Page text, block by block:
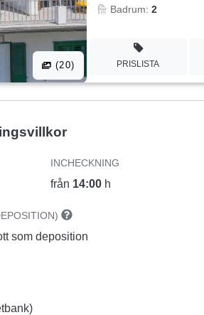
(20)
Badrum:2
PRISLISTA
INCHECKNING
från 14:00 h
som deposition